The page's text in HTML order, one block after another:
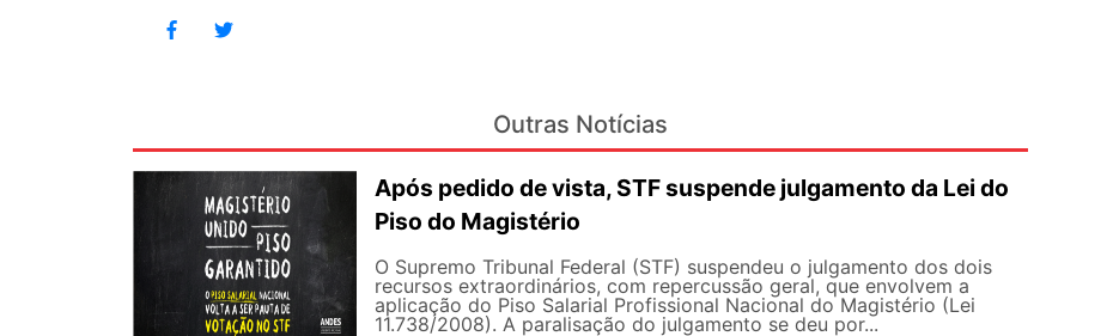
Outras Notícias
Após pedido de vista, STF suspende julgamento da Lei do
Piso do Magistério
O Supremo Tribunal Federal (STF) suspendeu o julgamento dos dois
recursos extraordinários, com repercussão geral, que envolvem a
aplicação do Piso Salarial Profissional Nacional do Magistério (Lei
11.738/2008). A paralisação do julgamento se deu por...